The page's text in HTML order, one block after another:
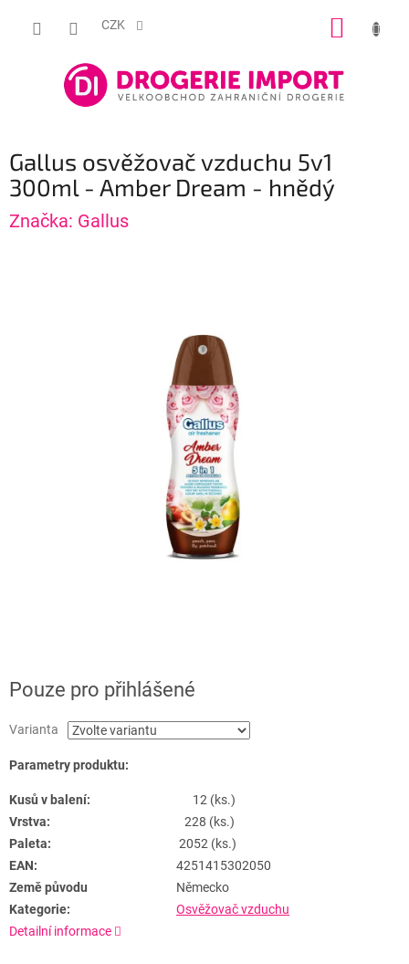
CZK
Gallus osvěžovač vzduchu 5v1
300ml - Amber Dream - hnědý
Značka: Gallus
Pouze pro přihlášené
Varianta
Parametry produktu:
Kusů v balení:
12 (ks.)
Vrstva:
228 (ks.)
Paleta:
2052 (ks.)
EAN:
4251415302050
Země původu
Německo
Kategorie:
Osvěžovač vzduchu
Detailní informace